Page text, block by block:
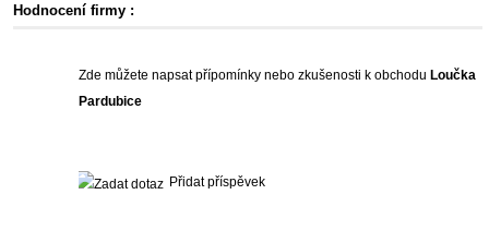
Hodnocení firmy :
Zde můžete napsat přípomínky nebo zkušenosti k obchodu Loučka
Pardubice
Přidat příspěvek